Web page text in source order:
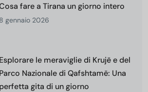
fare a Tirana un giorno intero
8 gennaio 2026
Esplorare le meraviglie di Krujë e del
Parco Nazionale di Qafshtamë: Una
perfetta gita di un giorno